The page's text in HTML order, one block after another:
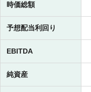
時価総額
予想配当利回り
EBITDA
純資産